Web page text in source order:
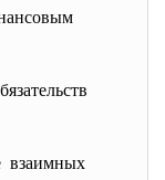
взаимных